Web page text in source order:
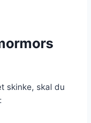
skinke, skal du